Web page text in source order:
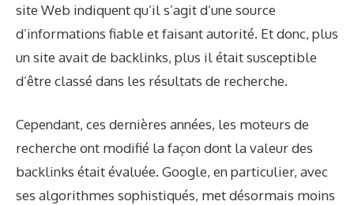
site Web indiquent qu’il s’agit d’une source
d’informations fiable et faisant autorité. Et donc, plus
un site avait de backlinks, plus il était susceptible
d’être classé dans les résultats de recherche.
Cependant, ces dernières années, les moteurs de
recherche ont modifié la façon dont la valeur des
backlinks était évaluée. Google, en particulier, avec
ses algorithmes sophistiqués, met désormais moins